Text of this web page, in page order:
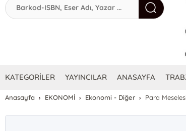
KATEGORİLER YAYINCILAR ANASAYFA
Anasayfa EKONOMİ Ekonomi - Diğer Para